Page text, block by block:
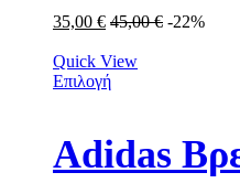
35,00 € 45,00€ -22%
Quick View
Επιλογή
Adidas